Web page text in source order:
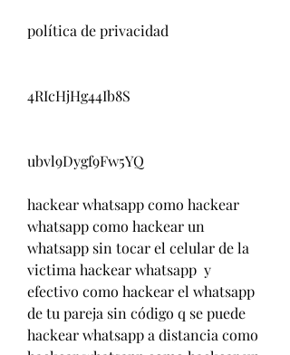
política de privacidad
4RIcHjHg44Ib8S
ubvl9Dygf9Fw5YQ
hackear whatsapp como hackear
whatsapp como hackear un
whatsapp sin tocar el celular de la
victima hackear whatsapp  y
efectivo como hackear el whatsapp
de tu pareja sin código q se puede
hackear whatsapp a distancia como